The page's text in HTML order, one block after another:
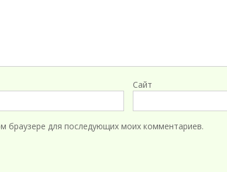
Сайт
браузере для последующих моих комментариев.